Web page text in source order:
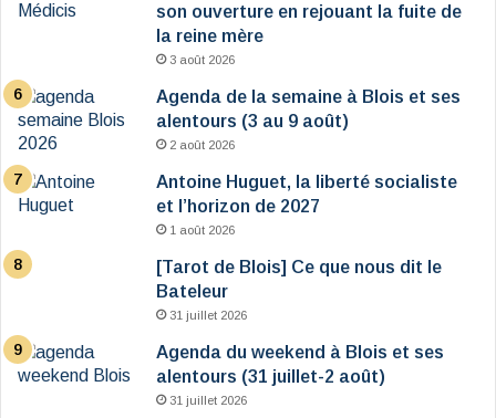
son ouverture en rejouant la fuite de
la reine mère
3 août 2026
Agenda de la semaine à Blois et ses
alentours (3 au 9 août)
2 août 2026
Antoine Huguet, la liberté socialiste
et l’horizon de 2027
1 août 2026
[Tarot de Blois] Ce que nous dit le
Bateleur
31 juillet 2026
Agenda du weekend à Blois et ses
alentours (31 juillet-2 août)
31 juillet 2026